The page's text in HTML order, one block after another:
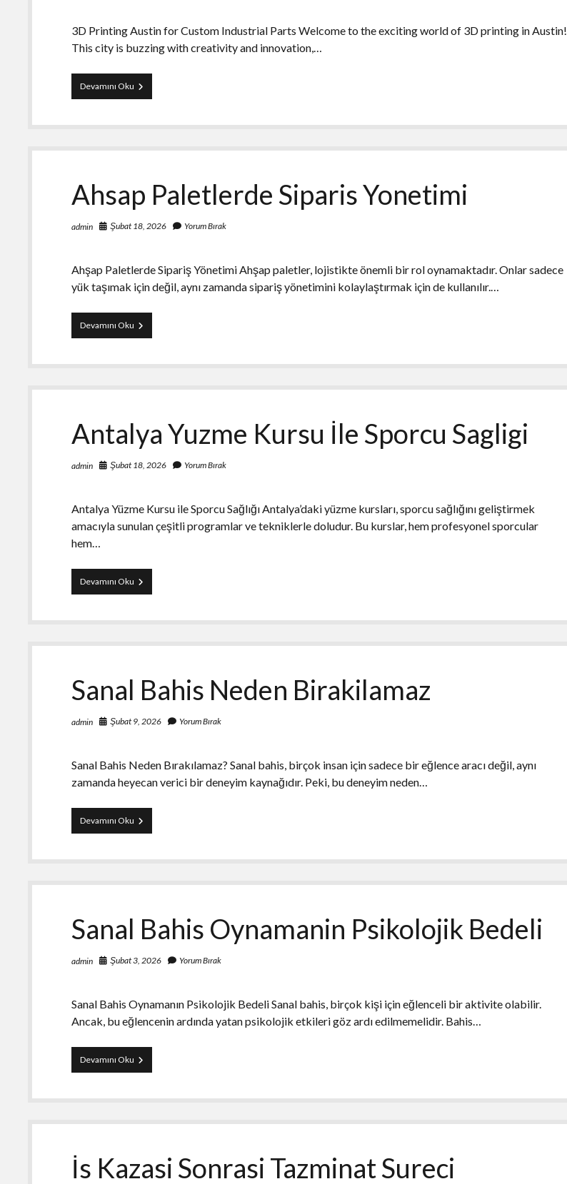
3D Printing Austin for Custom Industrial Parts Welcome to the exciting world of 3D printing in Austin!
This city is buzzing with creativity and innovation,…
Devamını Oku 3D
Printing
For
İndustrial
Ahsap Paletlerde Siparis Yonetimi
admin Şubat 18, 2026 Yorum Bırak
Ahşap Paletlerde Sipariş Yönetimi Ahşap paletler, lojistikte önemli bir rol oynamaktadır. Onlar sadece
yük taşımak için değil, aynı zamanda sipariş yönetimini kolaylaştırmak için de kullanılır.…
Devamını Oku Ahsap
Paletlerde
Yonetimi
Antalya Yuzme Kursu İle Sporcu Sagligi
admin Şubat 18, 2026 Yorum Bırak
Antalya Yüzme Kursu ile Sporcu Sağlığı Antalya’daki yüzme kursları, sporcu sağlığını geliştirmek
amacıyla sunulan çeşitli programlar ve tekniklerle doludur. Bu kurslar, hem profesyonel sporcular
hem…
Devamını Oku Antalya
Yuzme
İle
Sagligi
Sanal Bahis Neden Birakilamaz
admin Şubat 9, 2026 Yorum Bırak
Sanal Bahis Neden Bırakılamaz? Sanal bahis, birçok insan için sadece bir eğlence aracı değil, aynı
zamanda heyecan verici bir deneyim kaynağıdır. Peki, bu deneyim neden…
Devamını Oku Sanal
Bahis
Birakilamaz
Sanal Bahis Oynamanin Psikolojik Bedeli
admin Şubat 3, 2026 Yorum Bırak
Sanal Bahis Oynamanın Psikolojik Bedeli Sanal bahis, birçok kişi için eğlenceli bir aktivite olabilir.
Ancak, bu eğlencenin ardında yatan psikolojik etkileri göz ardı edilmemelidir. Bahis…
Devamını Oku Sanal
Bahis
Psikolojik
İs Kazasi Sonrasi Tazminat Sureci